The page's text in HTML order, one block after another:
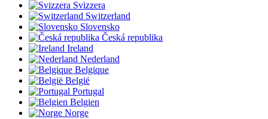
Svizzera
Switzerland
Slovensko
Česká republika
Ireland
Nederland
Belgique
België
Portugal
Belgien
Norge